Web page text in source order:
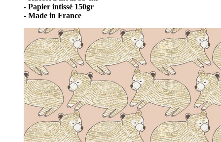
- Papier intissé 150gr
- Made in France